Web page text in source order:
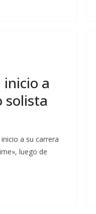
inicio a
solista
a su carrera
luego de